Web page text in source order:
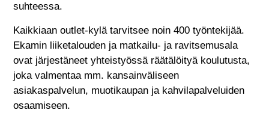
suhteessa.
Kaikkiaan outlet-kylä tarvitsee noin 400 työntekijää.
Ekamin liiketalouden ja matkailu- ja ravitsemusala
ovat järjestäneet yhteistyössä räätälöityä koulutusta,
joka valmentaa mm. kansainväliseen
asiakaspalvelun, muotikaupan ja kahvilapalveluiden
osaamiseen.